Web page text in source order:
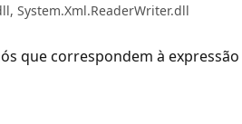
System.Xml.ReaderWriter.dll
que correspondem à expressão